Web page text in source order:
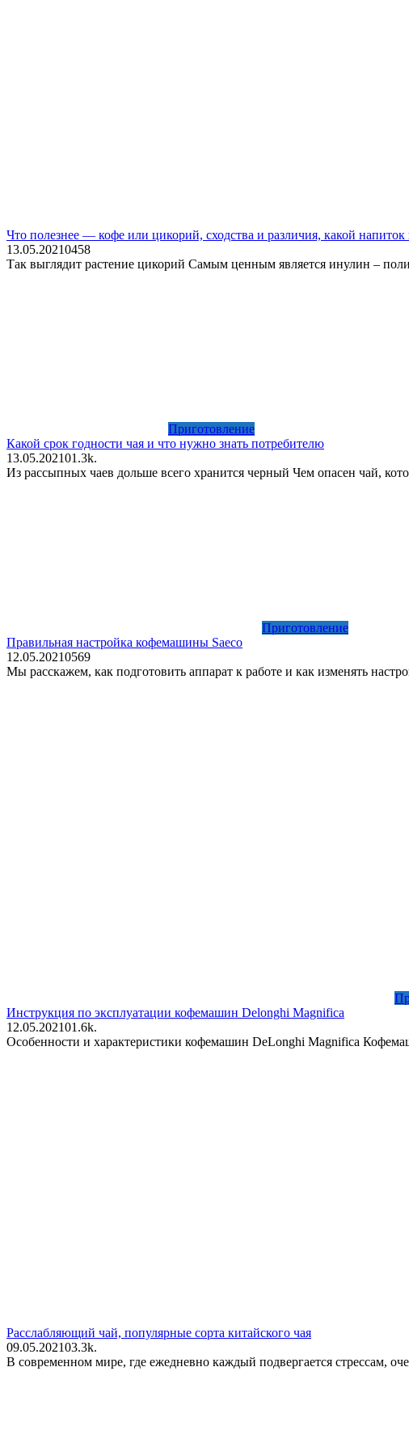
Что полезнее — кофе или цикорий, сходства и различия, какой напиток
13.05.20210458
Так выглядит растение цикорий Самым ценным является инулин –
Приготовление
Какой срок годности чая и что нужно знать потребителю
13.05.202101.3k.
Из рассыпных чаев дольше всего хранится черный Чем опасен чай,
Приготовление
Правильная настройка кофемашины Saeco
12.05.20210569
Мы расскажем, как подготовить аппарат к работе и как изменять
Инструкция по эксплуатации кофемашин Delonghi Magnifica
12.05.202101.6k.
Особенности и характеристики кофемашин DeLonghi Magnifica
Расслабляющий чай, популярные сорта китайского чая
09.05.202103.3k.
В современном мире, где ежедневно каждый подвергается стрессам,